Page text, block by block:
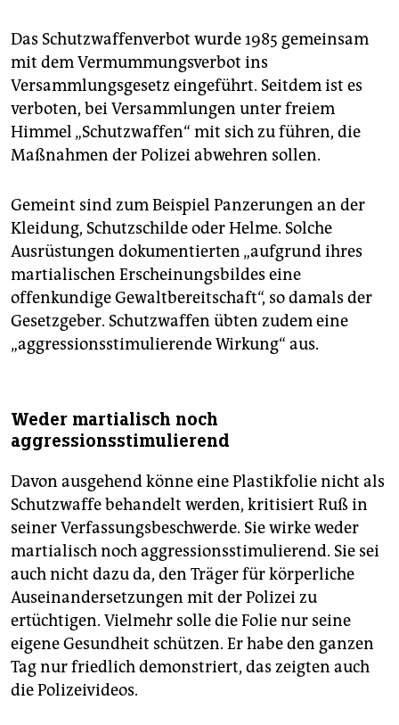
Das Schutzwaffenverbot wurde 1985 gemeinsam
mit dem Vermummungsverbot ins
Versammlungsgesetz eingeführt. Seitdem ist es
verboten, bei Versammlungen unter freiem
Himmel „Schutzwaffen“ mit sich zu führen, die
Maßnahmen der Polizei abwehren sollen.
Gemeint sind zum Beispiel Panzerungen an der
Kleidung, Schutzschilde oder Helme. Solche
Ausrüstungen dokumentierten „aufgrund ihres
martialischen Erscheinungsbildes eine
offenkundige Gewaltbereitschaft“, so damals der
Gesetzgeber. Schutzwaffen übten zudem eine
„aggressionsstimulierende Wirkung“ aus.
Weder martialisch noch
aggressionsstimulierend
Davon ausgehend könne eine Plastikfolie nicht als
Schutzwaffe behandelt werden, kritisiert Ruß in
seiner Verfassungsbeschwerde. Sie wirke weder
martialisch noch aggressionsstimulierend. Sie sei
auch nicht dazu da, den Träger für körperliche
Auseinandersetzungen mit der Polizei zu
ertüchtigen. Vielmehr solle die Folie nur seine
eigene Gesundheit schützen. Er habe den ganzen
Tag nur friedlich demonstriert, das zeigten auch
die Polizeivideos.